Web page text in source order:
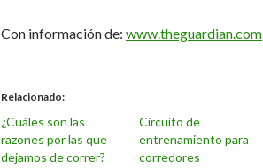
Con información de: www.theguardian.com
Relacionado
¿Cuáles son las
razones por las que
dejamos de correr?
Circuito de
entrenamiento para
corredores